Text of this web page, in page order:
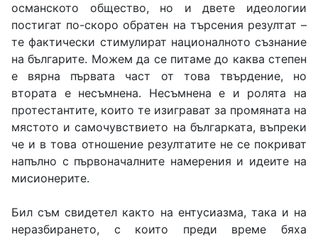
османското общество, но и двете идеологии
постигат по-скоро обратен на търсения резултат –
те фактически стимулират националното съзнание
на българите. Можем да се питаме до каква степен
е вярна първата част от това твърдение, но
втората е несъмнена. Несъмнена е и ролята на
протестантите, които те изиграват за промяната на
мястото и самочувствието на българката, въпреки
че и в това отношение резултатите не се покриват
напълно с първоначалните намерения и идеите на
мисионерите.
Бил съм свидетел както на ентусиазма, така и на
неразбирането, с които преди време бяха